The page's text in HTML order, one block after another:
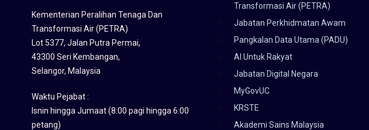
Kementerian Peralihan Tenaga Dan
Transformasi Air (PETRA)
Lot 5377, Jalan Putra Permai,
43300 Seri Kembangan,
Selangor, Malaysia
Waktu Pejabat :
Isnin hingga Jumaat (8:00 pagi hingga 6:00
petang)
Transformasi Air (PETRA)
Jabatan Perkhidmatan Awam
Pangkalan Data Utama (PADU)
AI Untuk Rakyat
Jabatan Digital Negara
MyGovUC
KRSTE
Akademi Sains Malaysia